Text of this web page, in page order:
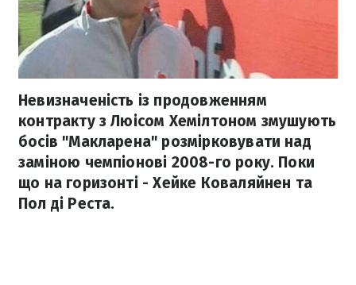
Невизначеність із продовженням
контракту з Люісом Хемілтоном змушують
босів "Макларена" розмірковувати над
заміною чемпіонові 2008-го року. Поки
що на горизонті - Хейке Коваляйнен та
Пол ді Реста.